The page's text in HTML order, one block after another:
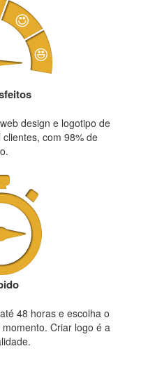
design e logotipo de
com 98% de
48 horas e escolha o
Criar logo é a